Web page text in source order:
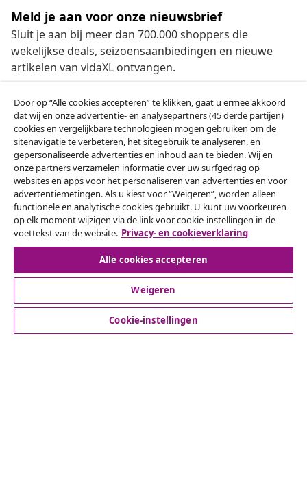
Meld je aan voor onze nieuwsbrief
Sluit je aan bij meer dan 700.000 shoppers die
wekelijkse deals, seizoensaanbiedingen en nieuwe
artikelen van vidaXL ontvangen.
Onze sociale media
Herroeping van de overeenkomst
Een annulering voor je bestelling indienen
Herroeping van de overeenkomst
Klantenservice
Door op “Alle cookies accepteren” te klikken, gaat u ermee akkoord
dat wij en onze advertentie- en analysepartners (45 derde partijen)
cookies en vergelijkbare technologieën mogen gebruiken om de
sitenavigatie te verbeteren, het sitegebruik te analyseren, en
gepersonaliseerde advertenties en inhoud aan te bieden. Wij en
onze partners verzamelen informatie over uw surfgedrag op
websites en apps voor het personaliseren van advertenties en voor
advertentiemetingen. Als u kiest voor “Weigeren”, worden alleen
functionele en analytische cookies gebruikt. U kunt uw voorkeuren
op elk moment wijzigen via de link voor cookie-instellingen in de
voettekst van de website. Privacy- en cookieverklaring
Alle cookies accepteren
Weigeren
Cookie-instellingen